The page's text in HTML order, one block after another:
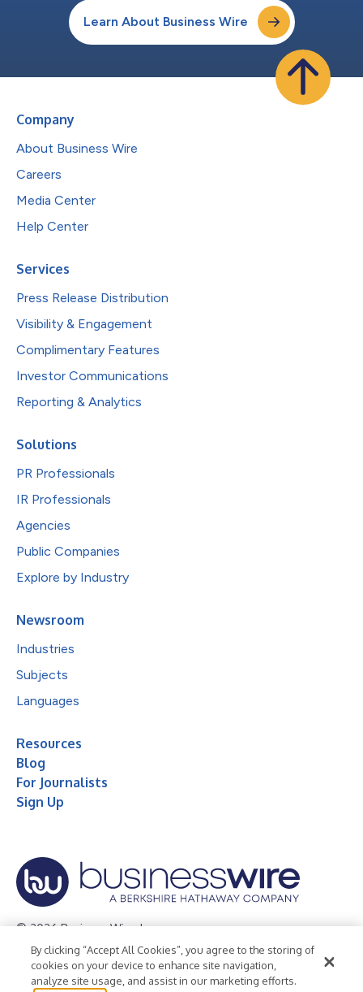
Learn About Business Wire
Company
About Business Wire
Careers
Media Center
Help Center
Services
Press Release Distribution
Visibility & Engagement
Complimentary Features
Investor Communications
Reporting & Analytics
Solutions
PR Professionals
IR Professionals
Agencies
Public Companies
Explore by Industry
Newsroom
Industries
Subjects
Languages
Resources
Blog
For Journalists
Sign Up
© 2026 Business Wire, Inc.
Privacy Policy Cookie Policy
Accessibility Statement
Terms of Use
Legal
By clicking “Accept All Cookies”, you agree to the storing of
cookies on your device to enhance site navigation,
analyze site usage, and assist in our marketing efforts.